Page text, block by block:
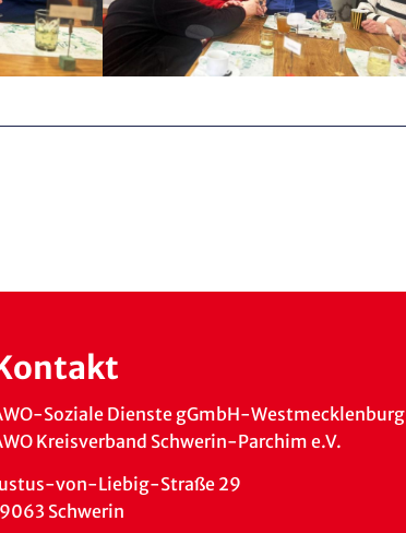
Soziale Dienste gGmbH-Westmecklenburg
Kreisverband Schwerin-Parchim e.V.
von-Liebig-Straße 29
Schwerin